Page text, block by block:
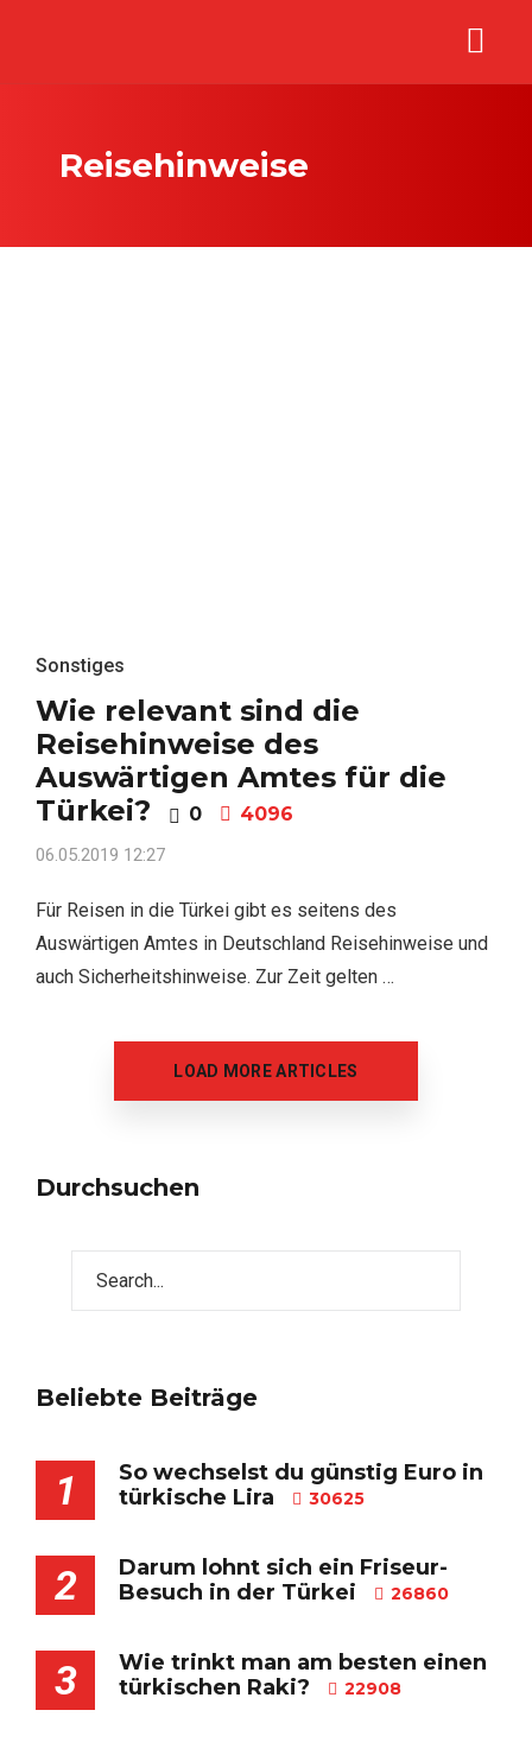
Reisehinweise
Sonstiges
Wie relevant sind die
Reisehinweise des
Auswärtigen Amtes für die
Türkei?
0 4096
06.05.2019 12:27
Für Reisen in die Türkei gibt es seitens des
Auswärtigen Amtes in Deutschland Reisehinweise und
auch Sicherheitshinweise. Zur Zeit gelten …
LOAD MORE ARTICLES
Durchsuchen
Beliebte Beiträge
1
So wechselst du günstig Euro in
türkische Lira
30625
2
Darum lohnt sich ein Friseur-
Besuch in der Türkei
26860
3
Wie trinkt man am besten einen
türkischen Raki?
22908